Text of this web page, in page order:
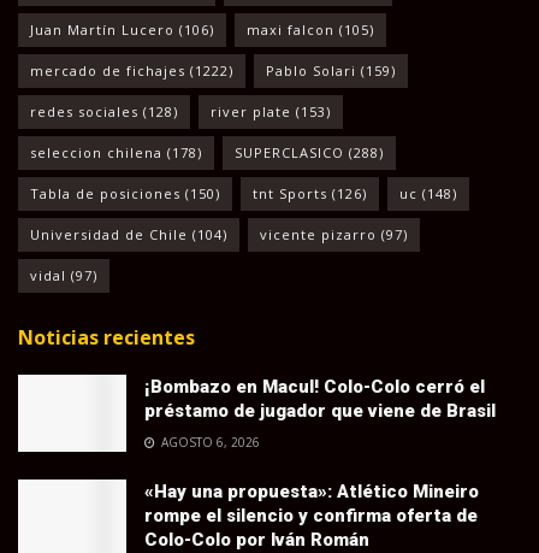
Juan Martín Lucero (106) maxi falcon (105)
mercado de fichajes (1222) Pablo Solari (159)
redes sociales (128) river plate (153)
seleccion chilena (178) SUPERCLASICO (288)
Tabla de posiciones (150) tnt Sports (126) uc (148)
Universidad de Chile (104) vicente pizarro (97)
vidal (97)
Noticias recientes
¡Bombazo en Macul! Colo-Colo cerró el
préstamo de jugador que viene de Brasil
AGOSTO 6, 2026
«Hay una propuesta»: Atlético Mineiro
rompe el silencio y confirma oferta de
Colo-Colo por Iván Román